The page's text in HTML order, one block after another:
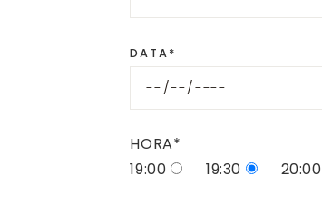
DATA*
HORA*
19:00
19:30 20:00